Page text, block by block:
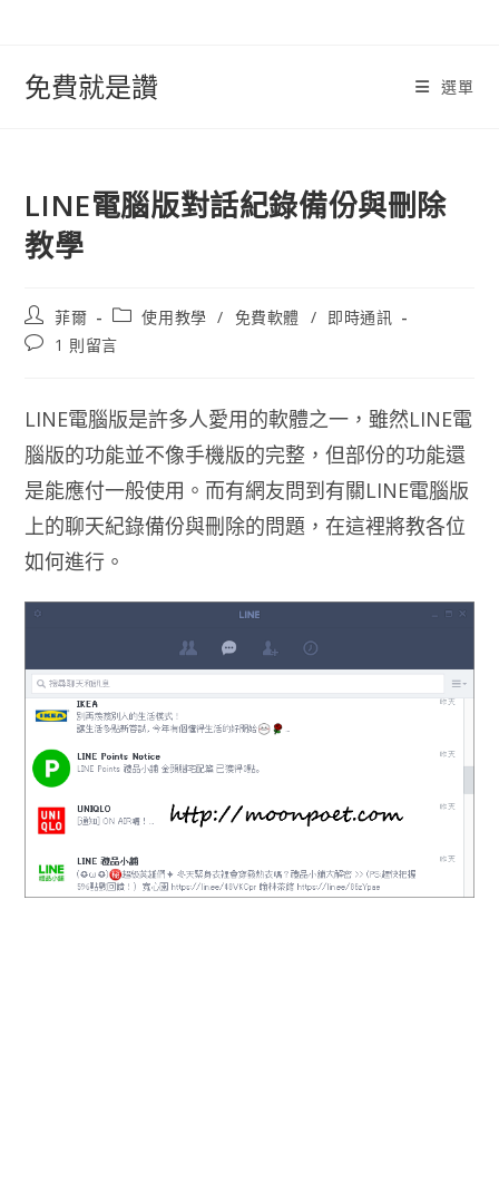
免費就是讚 選單
LINE電腦版對話紀錄備份與刪除
教學
文
章
作
菲爾
文
章
類
使用教學 / 免費軟體 / 即時通訊
文
1 則留言
LINE電腦版是許多人愛用的軟體之一，雖然LINE電
腦版的功能並不像手機版的完整，但部份的功能還
是能應付一般使用。而有網友問到有關LINE電腦版
上的聊天紀錄備份與刪除的問題，在這裡將教各位
如何進行。